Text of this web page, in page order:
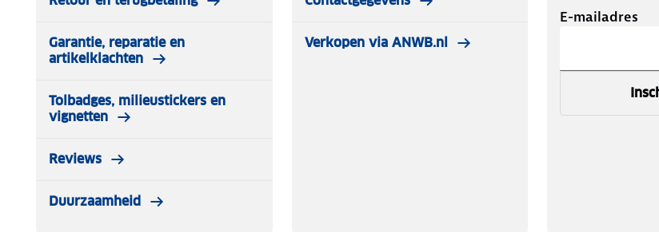
Garantie, reparatie en
artikelklachten
Tolbadges, milieustickers en
vignetten
Reviews
Duurzaamheid
Verkopen via ANWB.nl
E-mailadres